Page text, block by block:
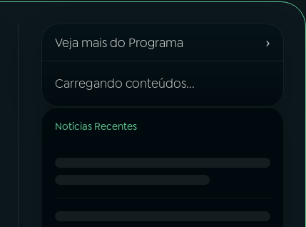
Veja mais do Programa ›
Carregando conteúdos...
Notícias Recentes